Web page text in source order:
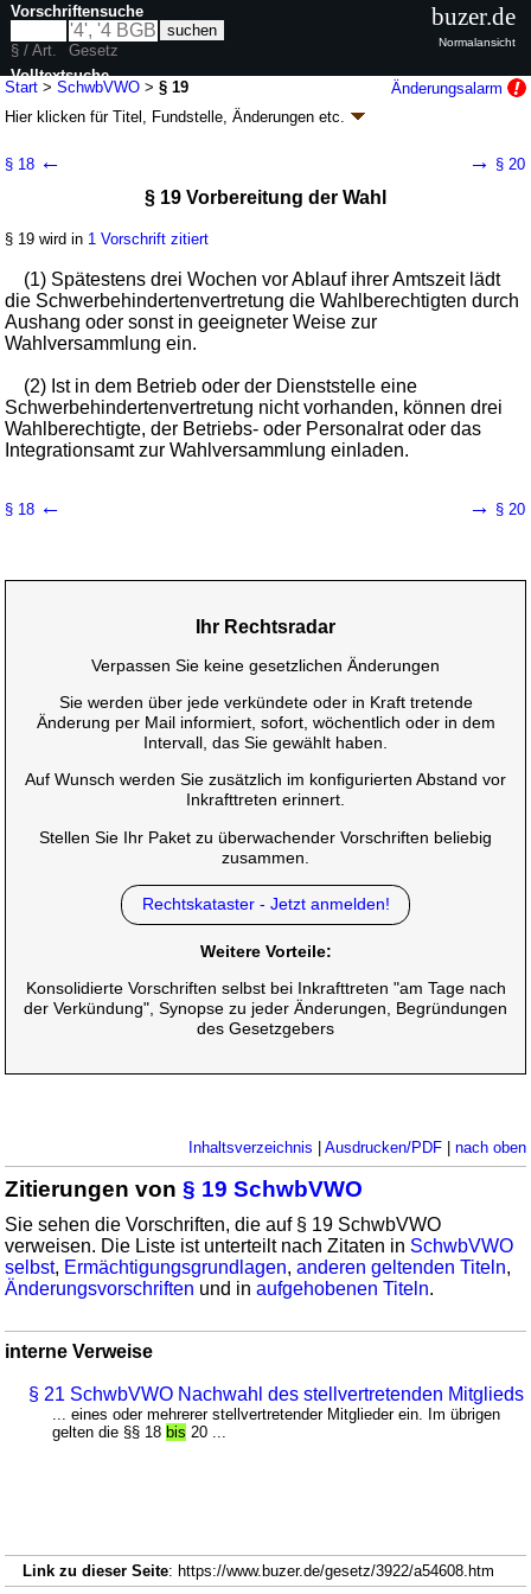
Start >SchwbVWO >§ 19
Änderungsalarm
Hier klicken fürTitel, Fundstelle, Änderungen etc.
Schwerbehindertenvertretungen (SchwbVWO)
neugefasst durch B. v. 23.04.1990 BGBl. I S. 811; zuletzt geändert durch
Geltung ab 01.05.1990; FNA: 871-1-5
Erster Teil Wahl der Schwerbehindertenvertretung in
Betrieben und Dienststellen
Dritter Abschnitt Vereinfachtes Wahlverfahren
§ 18 ← → § 20
§ 19 Vorbereitung der Wahl
§ 19 wird in 1 Vorschrift zitiert
(1) Spätestens drei Wochen vor Ablauf ihrer Amtszeit lädt
die Schwerbehindertenvertretung die Wahlberechtigten durch
Aushang oder sonst in geeigneter Weise zur
Wahlversammlung ein.
(2) Ist in dem Betrieb oder der Dienststelle eine
Schwerbehindertenvertretung nicht vorhanden, können drei
Wahlberechtigte, der Betriebs- oder Personalrat oder das
Integrationsamt zur Wahlversammlung einladen.
§ 18 ← → § 20
Ihr Rechtsradar
Verpassen Sie keine gesetzlichen Änderungen
Sie werden über jede verkündete oder in Kraft tretende
Änderung per Mail informiert, sofort, wöchentlich oder in dem
Intervall, das Sie gewählt haben.
Auf Wunsch werden Sie zusätzlich im konfigurierten Abstand vor
Inkrafttreten erinnert.
Stellen Sie Ihr Paket zu überwachender Vorschriften beliebig
zusammen.
Rechtskataster - Jetzt anmelden!
Weitere Vorteile:
Konsolidierte Vorschriften selbst bei Inkrafttreten "am Tage nach
der Verkündung", Synopse zu jeder Änderungen, Begründungen
des Gesetzgebers
Inhaltsverzeichnis Ausdrucken/PDF| nach oben
Zitierungen von§ 19 SchwbVWO
Sie sehen die Vorschriften, die auf § 19 SchwbVWO
verweisen. Die Liste ist unterteilt nach Zitaten in SchwbVWO
selbst, Ermächtigungsgrundlagen,anderen geltenden Titeln,
Änderungsvorschriften und inaufgehobenen Titeln.
interne Verweise
§ 21 SchwbVWO Nachwahl des stellvertretenden Mitglieds
... eines oder mehrerer stellvertretender Mitglieder ein. Im übrigen
gelten die §§ 18 bis 20 ...
Vorschriftensuche
§ / Art.
Gesetz
Volltextsuche
nur in SchwbVWO
buzer.de
Normalansicht
Link zu dieser Seite: https://www.buzer.de/gesetz/3922/a54608.htm